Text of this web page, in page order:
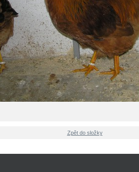
Zpět do složky